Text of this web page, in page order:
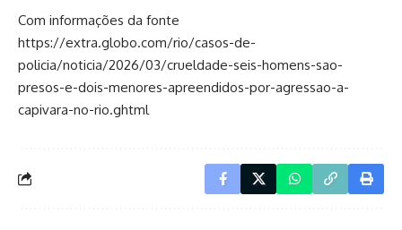
Com informações da fonte
https://extra.globo.com/rio/casos-de-
policia/noticia/2026/03/crueldade-seis-homens-sao-
presos-e-dois-menores-apreendidos-por-agressao-a-
capivara-no-rio.ghtml